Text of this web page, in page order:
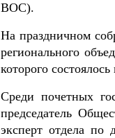
ВОС).
На праздничном
регионального
которого
Среди почетных
председатель
эксперт отдела по